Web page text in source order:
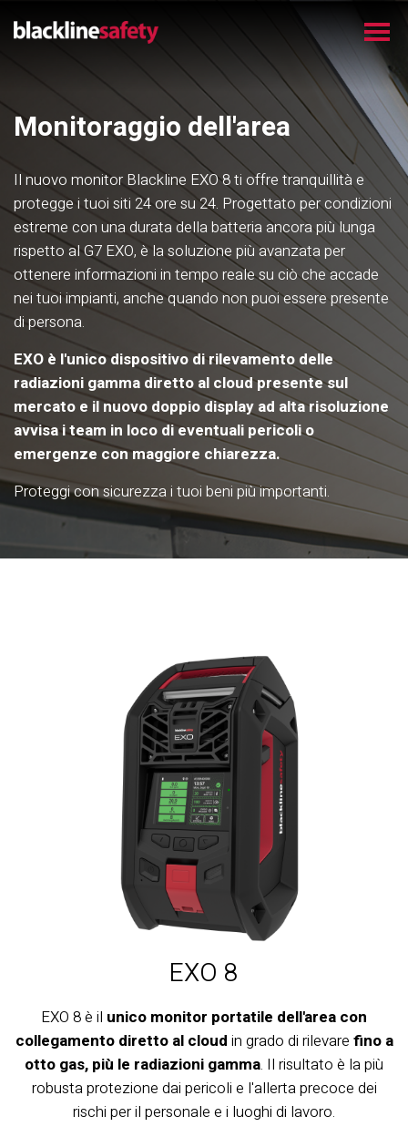
Monitoraggio dell'area
Il nuovo monitor Blackline EXO 8 ti offre tranquillità e
protegge i tuoi siti 24 ore su 24. Progettato per condizioni
estreme con una durata della batteria ancora più lunga
rispetto al G7 EXO, è la soluzione più avanzata per
ottenere informazioni in tempo reale su ciò che accade
nei tuoi impianti, anche quando non puoi essere presente
di persona.
EXO è l'unico dispositivo di rilevamento delle
radiazioni gamma diretto al cloud presente sul
mercato e il nuovo doppio display ad alta risoluzione
avvisa i team in loco di eventuali pericoli o
emergenze con maggiore chiarezza.
Proteggi con sicurezza i tuoi beni più importanti.
EXO 8
EXO 8 è il unico monitor portatile dell'area con
collegamento diretto al cloud in grado di rilevare fino a
otto gas, più le radiazioni gamma. Il risultato è la più
robusta protezione dai pericoli e l'allerta precoce dei
rischi per il personale e i luoghi di lavoro.